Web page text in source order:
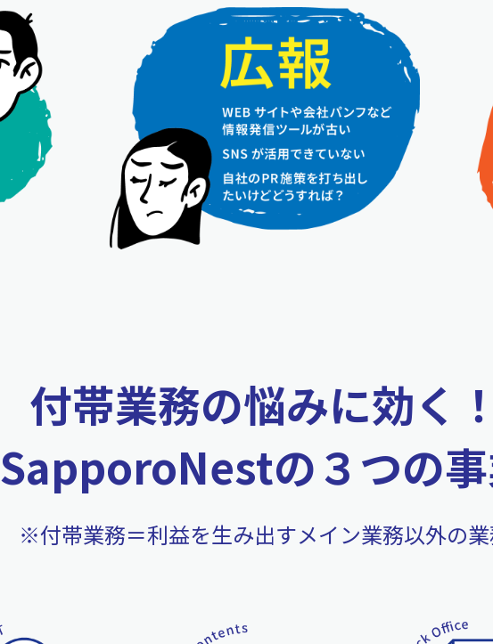
付帯業務の悩みに効く！
SapporoNestの３つの
※付帯業務＝利益を生み出すメイン業務以外の